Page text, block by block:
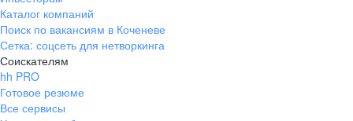
Каталог компаний
Поиск по вакансиям в Коченеве
Сетка: соцсеть для нетворкинга
Соискателям
hh PRO
Готовое резюме
Все сервисы